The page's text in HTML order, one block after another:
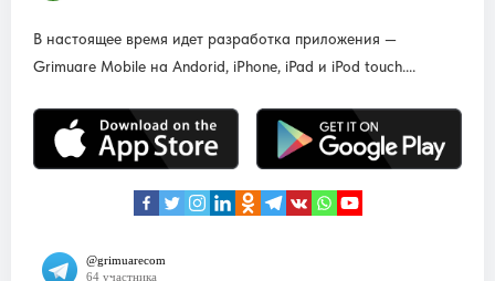
В настоящее время идет разработка приложения —
Grimuare Mobile на Andorid, iPhone, iPad и iPod touch....